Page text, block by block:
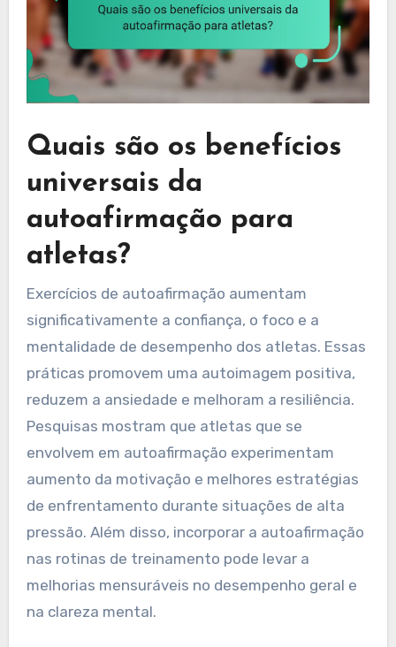
Quais são os benefícios
universais da
autoafirmação para
atletas?
Exercícios de autoafirmação aumentam
significativamente a confiança, o foco e a
mentalidade de desempenho dos atletas. Essas
práticas promovem uma autoimagem positiva,
reduzem a ansiedade e melhoram a resiliência.
Pesquisas mostram que atletas que se
envolvem em autoafirmação experimentam
aumento da motivação e melhores estratégias
de enfrentamento durante situações de alta
pressão. Além disso, incorporar a autoafirmação
nas rotinas de treinamento pode levar a
melhorias mensuráveis no desempenho geral e
na clareza mental.